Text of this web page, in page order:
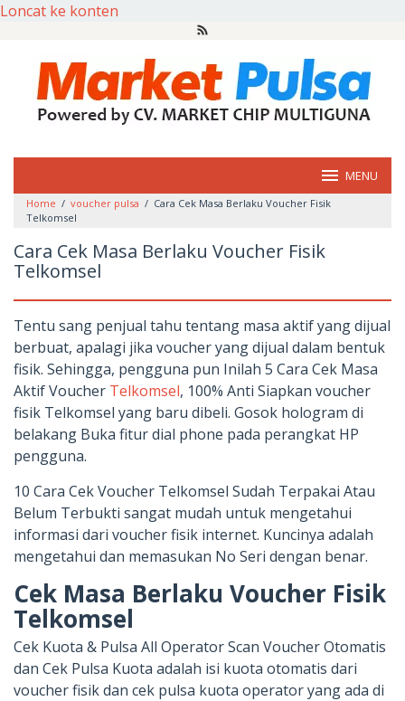
Loncat ke konten
MENU
Home / voucher pulsa / Cara Cek Masa Berlaku Voucher Fisik
Telkomsel
Cara Cek Masa Berlaku Voucher Fisik
Telkomsel
Tentu sang penjual tahu tentang masa aktif yang dijual
berbuat, apalagi jika voucher yang dijual dalam bentuk
fisik. Sehingga, pengguna pun Inilah 5 Cara Cek Masa
Aktif Voucher Telkomsel, 100% Anti Siapkan voucher
fisik Telkomsel yang baru dibeli. Gosok hologram di
belakang Buka fitur dial phone pada perangkat HP
pengguna.
10 Cara Cek Voucher Telkomsel Sudah Terpakai Atau
Belum Terbukti sangat mudah untuk mengetahui
informasi dari voucher fisik internet. Kuncinya adalah
mengetahui dan memasukan No Seri dengan benar.
Cek Masa Berlaku Voucher Fisik
Telkomsel
Cek Kuota & Pulsa All Operator Scan Voucher Otomatis
dan Cek Pulsa Kuota adalah isi kuota otomatis dari
voucher fisik dan cek pulsa kuota operator yang ada di